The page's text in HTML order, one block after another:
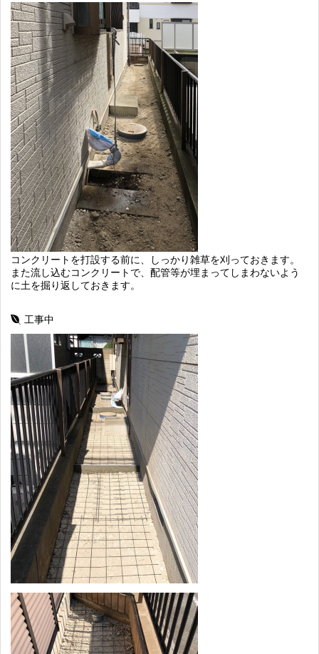
コンクリートを打設する前に、しっかり雑草を刈っておきます。
また流し込むコンクリートで、配管等が埋まってしまわないよう
に土を掘り返しておきます。
工事中